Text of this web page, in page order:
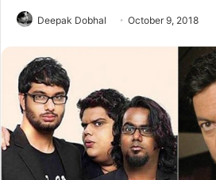
Deepak Dobhal October 9, 2018